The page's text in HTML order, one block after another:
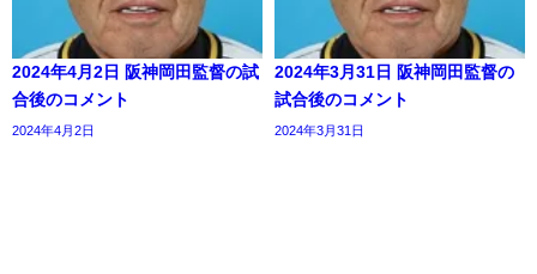
2024年4月2日 阪神岡田監督の試
合後のコメント
2024年4月2日
2024年3月31日 阪神岡田監督の
試合後のコメント
2024年3月31日